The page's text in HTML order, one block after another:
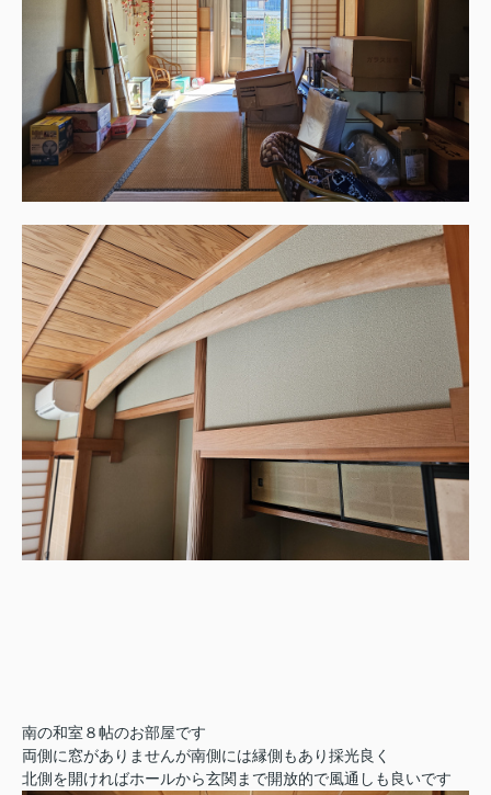
南の和室８帖のお部屋です
両側に窓がありませんが南側には縁側もあり採光良く
北側を開ければホールから玄関まで開放的で風通しも良いです